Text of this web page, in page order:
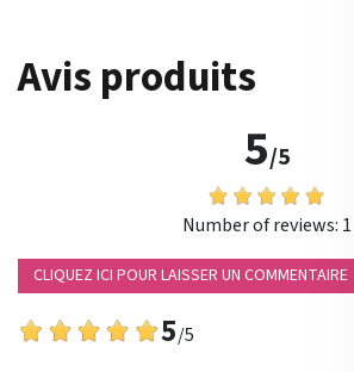
Avis produits
5/5
Number of reviews: 1
CLIQUEZ ICI POUR LAISSER UN COMMENTAIRE
5/5